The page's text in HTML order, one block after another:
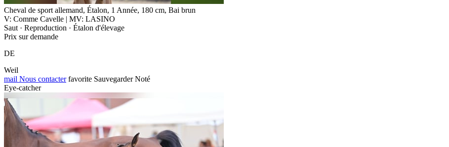
Cheval de sport allemand, Étalon, 1 Année, 180 cm, Bai brun
V: Comme Cavelle | MV: LASINO
Saut · Reproduction · Étalon d'élevage
Prix sur demande
DE
Weil
mail Nous contacter favorite Sauvegarder Noté
Eye-catcher